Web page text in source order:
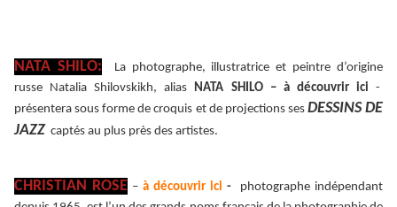
NATA SHILO: La photographe, illustratrice et peintre d’origine
russe Natalia Shilovskikh, alias NATA SHILO – à découvrir ici -
présentera sous forme de croquis et de projections ses DESSINS DE
JAZZ captés au plus près des artistes.
CHRISTIAN ROSE – à découvrir ici -
photographe indépendant